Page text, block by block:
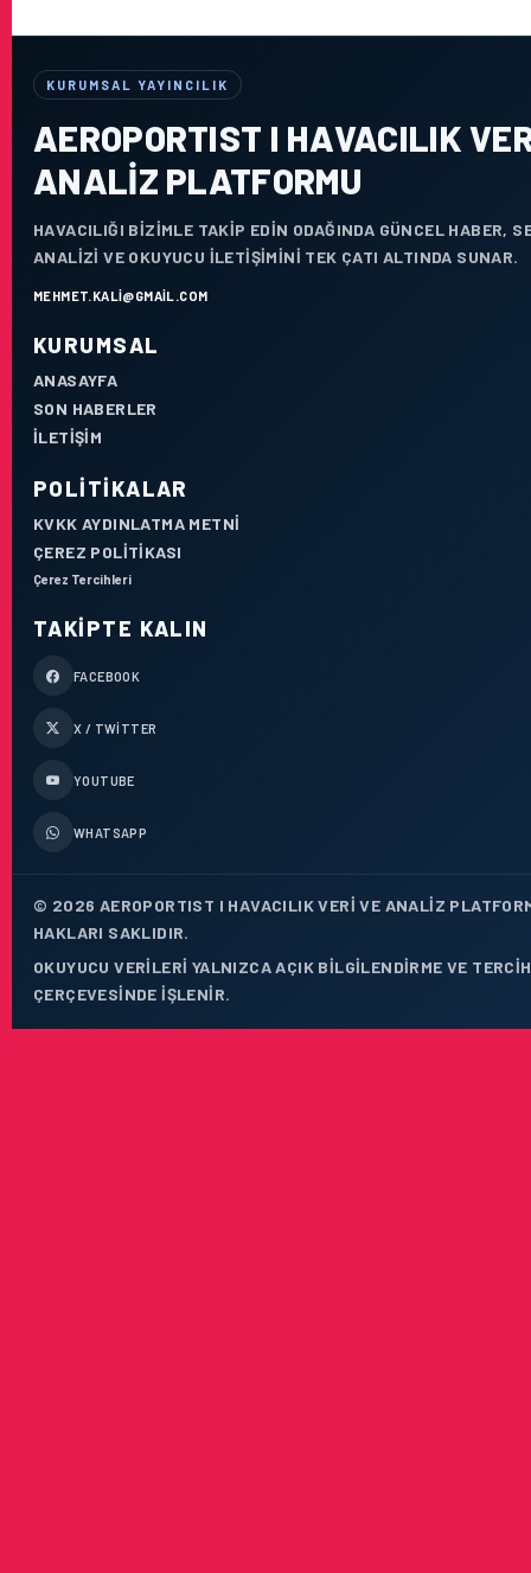
KURUMSAL YAYINCILIK
AEROPORTIST I HAVACILIK
ANALIZ PLATFORMU
HAVACILIĞI BIZIMLE TAKIP EDIN ODAĞINDA GÜNCEL HABER,
ANALIZI VE OKUYUCU ILETIŞIMINI TEK ÇATI ALTINDA SUNAR.
MEHMET.KALI@GMAIL.COM
KURUMSAL
ANASAYFA
SON HABERLER
İLETIŞIM
POLITIKALAR
KVKK AYDINLATMA METNI
ÇEREZ POLITIKASI
Çerez Tercihleri
TAKIPTE KALIN
FACEBOOK
X / TWITTER
YOUTUBE
WHATSAPP
© 2026 AEROPORTIST I HAVACILIK VERI VE ANALIZ
HAKLARI SAKLIDIR.
OKUYUCU VERILERI YALNIZCA AÇIK BILGILENDIRME VE
ÇERÇEVESINDE IŞLENIR.